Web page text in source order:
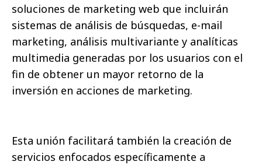
soluciones de marketing web que incluirán
sistemas de análisis de búsquedas, e-mail
marketing, análisis multivariante y analíticas
multimedia generadas por los usuarios con el
fin de obtener un mayor retorno de la
inversión en acciones de marketing.
Esta unión facilitará también la creación de
servicios enfocados específicamente a